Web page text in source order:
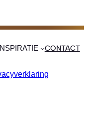
INSPIRATIE CONTACT